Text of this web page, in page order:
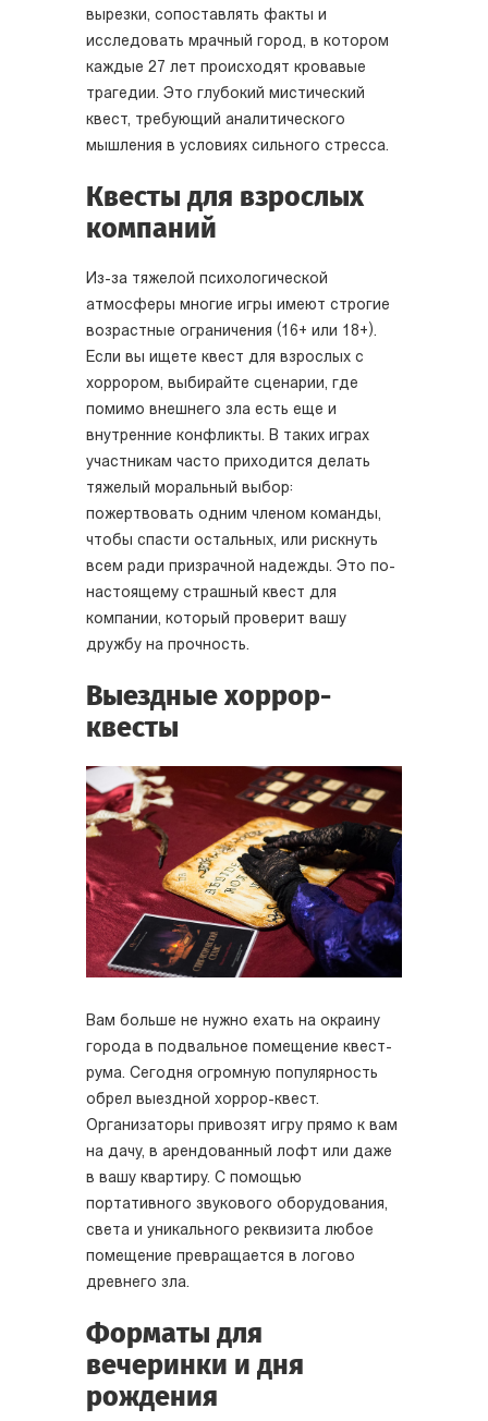
вырезки, сопоставлять факты и
исследовать мрачный город, в котором
каждые 27 лет происходят кровавые
трагедии. Это глубокий мистический
квест, требующий аналитического
мышления в условиях сильного стресса.
Квесты для взрослых
компаний
Из-за тяжелой психологической
атмосферы многие игры имеют строгие
возрастные ограничения (16+ или 18+).
Если вы ищете квест для взрослых с
хоррором, выбирайте сценарии, где
помимо внешнего зла есть еще и
внутренние конфликты. В таких играх
участникам часто приходится делать
тяжелый моральный выбор:
пожертвовать одним членом команды,
чтобы спасти остальных, или рискнуть
всем ради призрачной надежды. Это по-
настоящему страшный квест для
компании, который проверит вашу
дружбу на прочность.
Выездные хоррор-
квесты
Вам больше не нужно ехать на окраину
города в подвальное помещение квест-
рума. Сегодня огромную популярность
обрел выездной хоррор-квест.
Организаторы привозят игру прямо к вам
на дачу, в арендованный лофт или даже
в вашу квартиру. С помощью
портативного звукового оборудования,
света и уникального реквизита любое
помещение превращается в логово
древнего зла.
Форматы для
вечеринки и дня
рождения